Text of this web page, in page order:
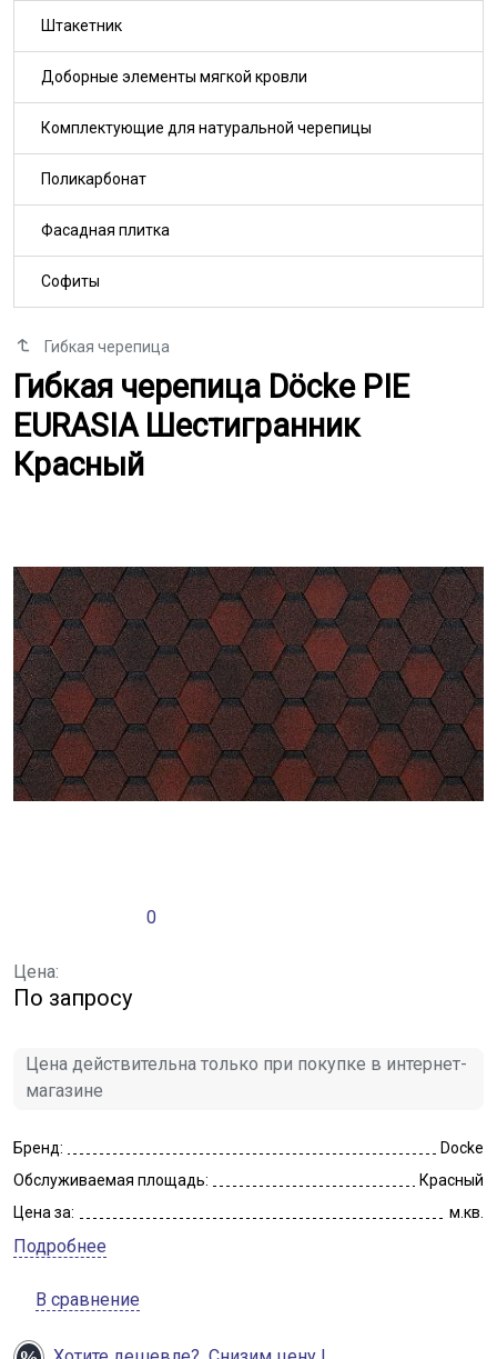
Гибкая черепица
Гибкая черепица Döcke PIE
Гибкая черепица Döcke PIE
EURASIA Шестигранник
Красный
0
Цена:
По запросу
Цена действительна только при покупке в интернет-
магазине
Бренд:
Docke
Обслуживаемая площадь:
Красный
Цена за:
м.кв.
Подробнее
В сравнение
Штакетник
Доборные элементы мягкой кровли
Комплектующие для натуральной черепицы
Поликарбонат
Фасадная плитка
Софиты